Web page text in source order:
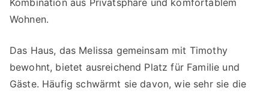
Kombination aus Privatsphäre und komfortablem
Wohnen.
Das Haus, das Melissa gemeinsam mit Timothy
bewohnt, bietet ausreichend Platz für Familie und
Gäste. Häufig schwärmt sie davon, wie sehr sie die